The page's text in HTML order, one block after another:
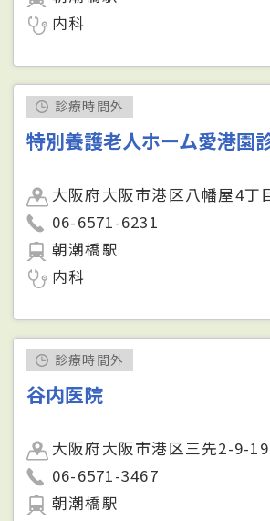
内科
診療時間外
特別養護老人ホーム愛港園
大阪府大阪市港区八幡屋4丁
06-6571-6231
朝潮橋駅
内科
診療時間外
谷内医院
大阪府大阪市港区三先2-9-19
06-6571-3467
朝潮橋駅